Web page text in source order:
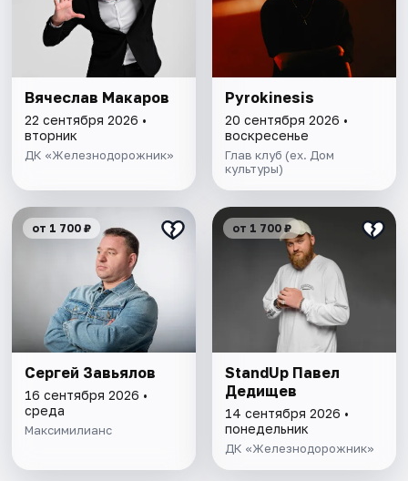
Вячеслав Макаров
22 сентября 2026 •
вторник
ДК «Железнодорожник»
Pyrokinesis
20 сентября 2026 •
воскресенье
Глав клуб (ex. Дом
культуры)
от 1 700 ₽
Сергей Завьялов
16 сентября 2026 •
среда
Максимилианс
от 1 700 ₽
StandUp Павел
Дедищев
14 сентября 2026 •
понедельник
ДК «Железнодорожник»